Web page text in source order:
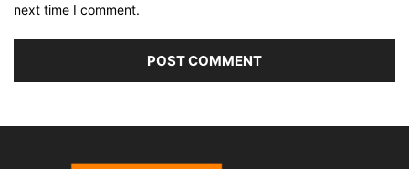
next time I comment.